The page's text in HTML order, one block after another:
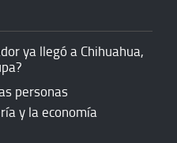
ya llegó a Chihuahua,
personas
y la economía